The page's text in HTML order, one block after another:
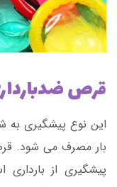
قرص
این نوع پیشگیری
بار مصرف می شود.
پیشگیری از